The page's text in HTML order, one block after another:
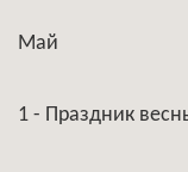
Май
1 - Праздник